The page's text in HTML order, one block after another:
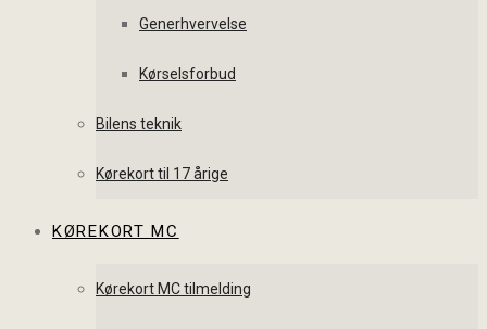
Generhvervelse
Kørselsforbud
Bilens teknik
Kørekort til 17 årige
KØREKORT MC
Kørekort MC tilmelding